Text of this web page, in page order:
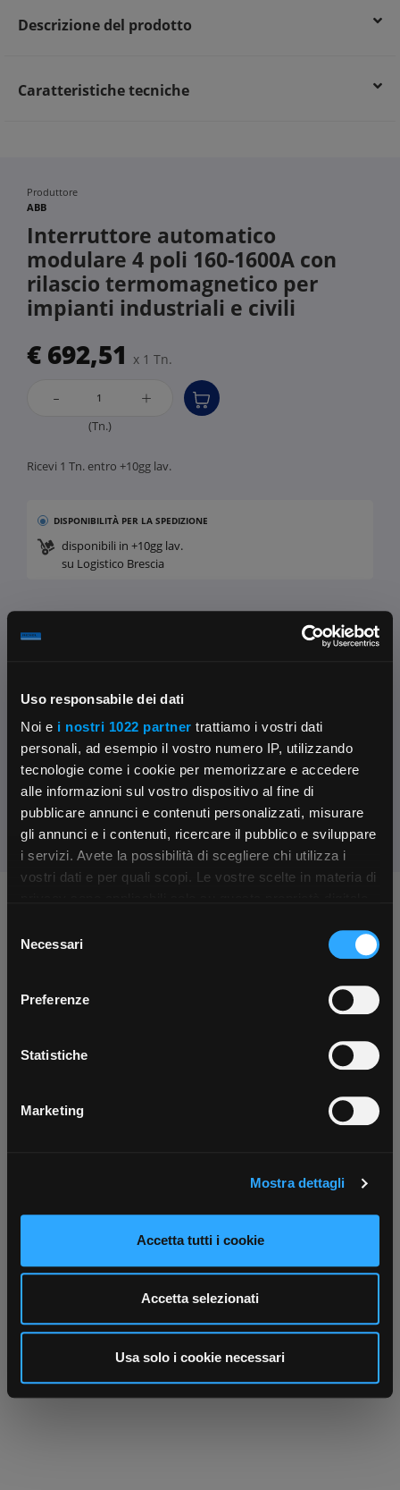
Uso responsabile dei dati
Noi e i nostri 1022 partner trattiamo i vostri dati
personali, ad esempio il vostro numero IP, utilizzando
tecnologie come i cookie per memorizzare e accedere
alle informazioni sul vostro dispositivo al fine di
pubblicare annunci e contenuti personalizzati, misurare
gli annunci e i contenuti, ricercare il pubblico e sviluppare
i servizi. Avete la possibilità di scegliere chi utilizza i
vostri dati e per quali scopi. Le vostre scelte in materia di
modificare o revocare il proprio consenso in qualsiasi
momento dalla Dichiarazione sui cookie o facendo clic
raccogliere informazioni sulla tua posizione
geografica, con un'approssimazione di qualche
Identificare il tuo dispositivo, scansionandolo
Approfondisci come vengono elaborati i tuoi dati personali
dalla Dichiarazione sui cookie.
Utilizziamo i cookie per personalizzare contenuti ed
analizzare il nostro traffico. Condividiamo inoltre
informazioni sul modo in cui utilizza il nostro sito con i
nostri partner che si occupano di analisi dei dati web,
pubblicità e social media, i quali potrebbero combinarle
delNecessari
Preferenze
Statistiche
Marketing
Mostra dettagli
Accetta tutti i cookie
Accetta selezionati
Usa solo i cookie necessari
×
App Rexel Italia
tutti i servizi ovunque tu sia!
Scarica ora
Descrizione del prodotto
Caratteristiche tecniche
Produttore
ABB
Interruttore automatico
modulare 4 poli 160-1600A con
rilascio termomagnetico per
impianti industriali e civili
€ 692,51 x 1 Tn.
- +
(Tn.)
Ricevi 1 Tn. entro +10gg lav.
DISPONIBILITÀ PER LA SPEDIZIONE
disponibili in +10gg lav.
su Logistico Brescia
Contattaci
Parla con il customer care dedicato
Condividi:
Fissa una consulenza
Scrivici
Parla con il tuo customer care
Punti vendita
Negozi di materiale elettrico vicino a